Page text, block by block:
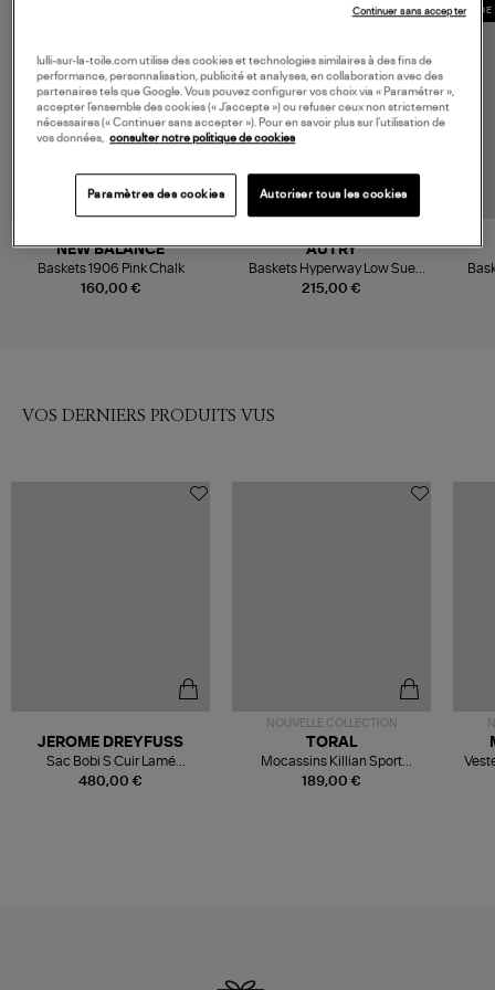
160,00 €
NEW BALANCE
Baskets 1906 Pink Chalk
215,00 €
AUTRY
Baskets Hyperway Low Sue
Meshact Phar Dolphin
MADE
VOS DERNIERS PRODUITS VUS
480,00 €
JEROME DREYFUSS
Sac Bobi S Cuir Lamé
Champagne
NOUVELLE COLLECTION
189,00 €
TORAL
Mocassins Killian Sport
Mousse
lulli-sur-la-toile.com utilise des cookies et technologies similaires à des fins de
performance, personnalisation, publicité et analyses, en collaboration avec des
partenaires tels que Google. Vous pouvez configurer vos choix via « Paramétrer »,
accepter l’ensemble des cookies (« J’accepte ») ou refuser ceux non strictement
nécessaires (« Continuer sans accepter »). Pour en savoir plus sur l’utilisation de
vos données, consulter notre politique de cookies
Paramètres des cookies Autoriser tous les cookies
Continuer sans accepter